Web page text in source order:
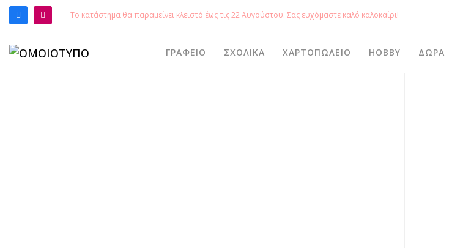
ΑΝΑΖΉΤΗΣΗ
Το κατάστημα θα παραμείνει κλειστό έως τις 22 Αυγούστου. Σας ευχόμαστε καλό καλοκαίρι!
ΓΡΑΦΕΊΟ ΣΧΟΛΙΚΆ ΧΑΡΤΟΠΩΛΕΊΟ HOBBY ΔΏΡΑ